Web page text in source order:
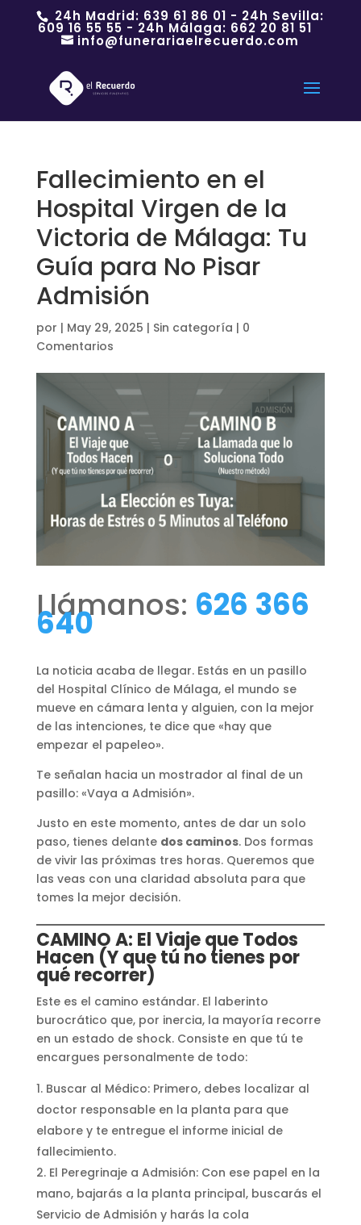
24h Madrid: 639 61 86 01 - 24h Sevilla:
609 16 55 55 - 24h Málaga: 662 20 81 51
info@funerariaelrecuerdo.com
Fallecimiento en el
Hospital Virgen de la
Victoria de Málaga: Tu
Guía para No Pisar
Admisión
por | May 29, 2025 | Sin categoría | 0
Comentarios
Llámanos: 626 366
640
La noticia acaba de llegar. Estás en un pasillo
del Hospital Clínico de Málaga, el mundo se
mueve en cámara lenta y alguien, con la mejor
de las intenciones, te dice que «hay que
empezar el papeleo».
Te señalan hacia un mostrador al final de un
pasillo: «Vaya a Admisión».
Justo en este momento, antes de dar un solo
paso, tienes delante dos caminos. Dos formas
de vivir las próximas tres horas. Queremos que
las veas con una claridad absoluta para que
tomes la mejor decisión.
CAMINO A: El Viaje que Todos
Hacen (Y que tú no tienes por
qué recorrer)
Este es el camino estándar. El laberinto
burocrático que, por inercia, la mayoría recorre
en un estado de shock. Consiste en que tú te
encargues personalmente de todo:
Buscar al Médico: Primero, debes localizar al
doctor responsable en la planta para que
elabore y te entregue el informe inicial de
fallecimiento.
El Peregrinaje a Admisión: Con ese papel en la
mano, bajarás a la planta principal, buscarás el
Servicio de Admisión y harás la cola